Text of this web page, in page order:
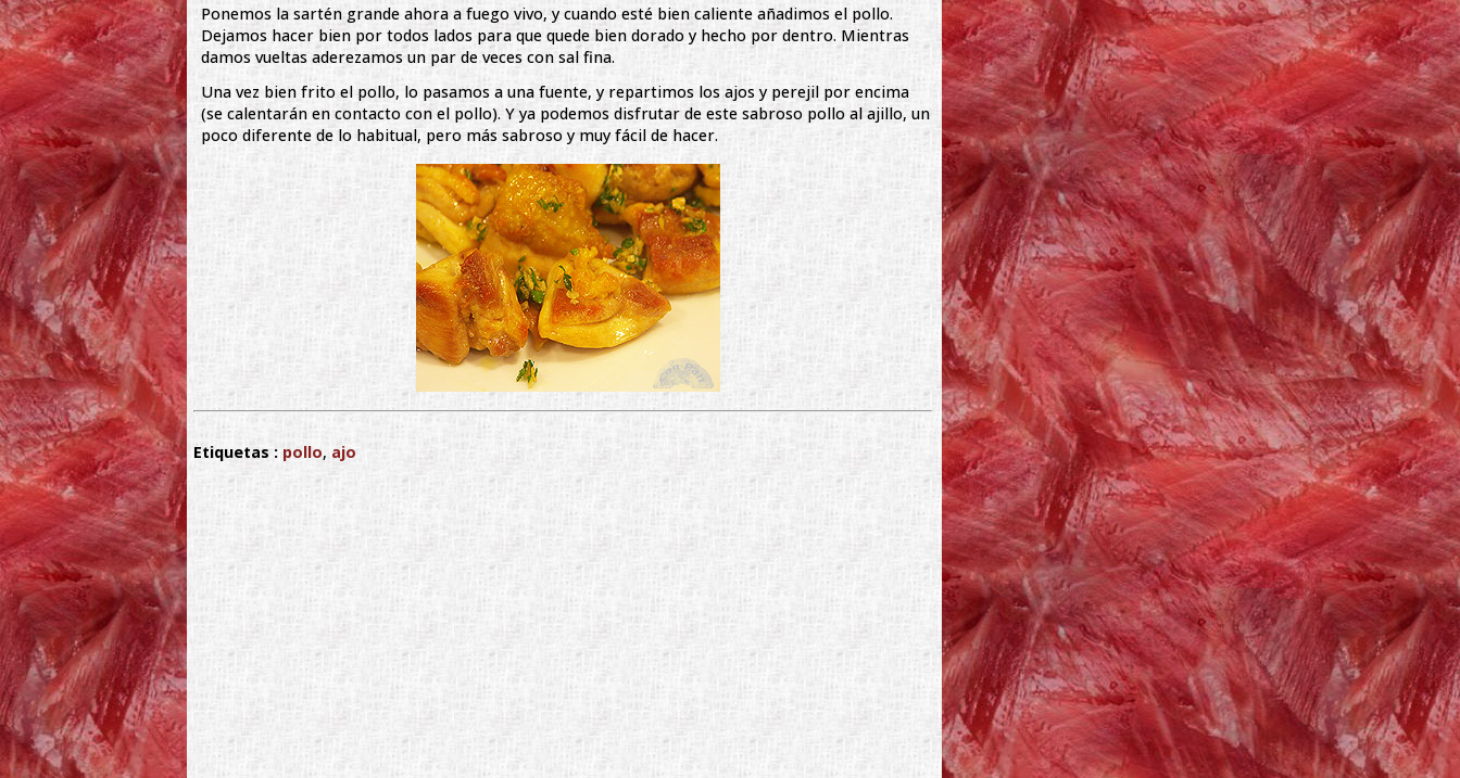
Ponemos la sartén grande ahora a fuego vivo, y cuando esté bien caliente añadimos el pollo.
Dejamos hacer bien por todos lados para que quede bien dorado y hecho por dentro. Mientras
damos vueltas aderezamos un par de veces con sal fina.
Una vez bien frito el pollo, lo pasamos a una fuente, y repartimos los ajos y perejil por encima
(se calentarán en contacto con el pollo). Y ya podemos disfrutar de este sabroso pollo al ajillo, un
poco diferente de lo habitual, pero más sabroso y muy fácil de hacer.
Etiquetas : pollo, ajo